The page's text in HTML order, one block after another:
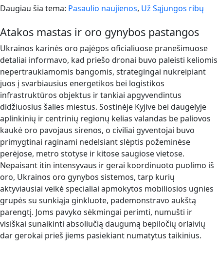
Daugiau šia tema: Pasaulio naujienos, Už Sąjungos ribų
Atakos mastas ir oro gynybos pastangos
Ukrainos karinės oro pajėgos oficialiuose pranešimuose
detaliai informavo, kad priešo dronai buvo paleisti keliomis
nepertraukiamomis bangomis, strategingai nukreipiant
juos į svarbiausius energetikos bei logistikos
infrastruktūros objektus ir tankiai apgyvendintus
didžiuosius šalies miestus. Sostinėje Kyjive bei daugelyje
aplinkinių ir centrinių regionų kelias valandas be paliovos
kaukė oro pavojaus sirenos, o civiliai gyventojai buvo
primygtinai raginami nedelsiant slėptis požeminėse
perėjose, metro stotyse ir kitose saugiose vietose.
Nepaisant itin intensyvaus ir gerai koordinuoto puolimo iš
oro, Ukrainos oro gynybos sistemos, tarp kurių
aktyviausiai veikė specialiai apmokytos mobiliosios ugnies
grupės su sunkiąja ginkluote, pademonstravo aukštą
parengtį. Joms pavyko sėkmingai perimti, numušti ir
visiškai sunaikinti absoliučią daugumą bepiločių orlaivių
dar gerokai prieš jiems pasiekiant numatytus taikinius.